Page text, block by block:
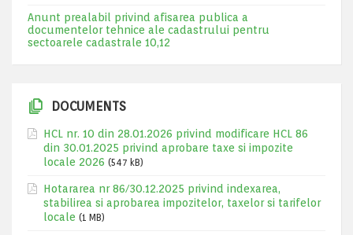
Anunt prealabil privind afisarea publica a
documentelor tehnice ale cadastrului pentru
sectoarele cadastrale 10,12
DOCUMENTS
HCL nr. 10 din 28.01.2026 privind modificare HCL 86
din 30.01.2025 privind aprobare taxe si impozite
locale 2026 (547 kB)
Hotararea nr 86/30.12.2025 privind indexarea,
stabilirea si aprobarea impozitelor, taxelor si tarifelor
locale (1 MB)